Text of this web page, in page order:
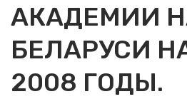
АКАДЕМИИ
БЕЛАРУСИ
2008 ГОДЫ.